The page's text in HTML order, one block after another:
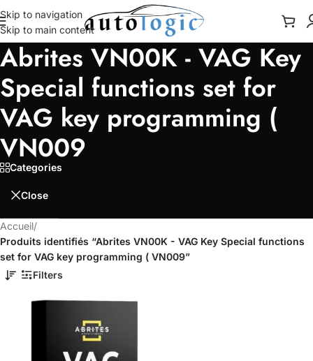
Skip to navigation
Skip to main content
Abrites VN00K - VAG Key
Special functions set for
VAG key programming (
VN009
Categories
Close
Accueil/
Produits identifiés “Abrites VN00K - VAG Key Special functions
set for VAG key programming ( VN009”
Filters